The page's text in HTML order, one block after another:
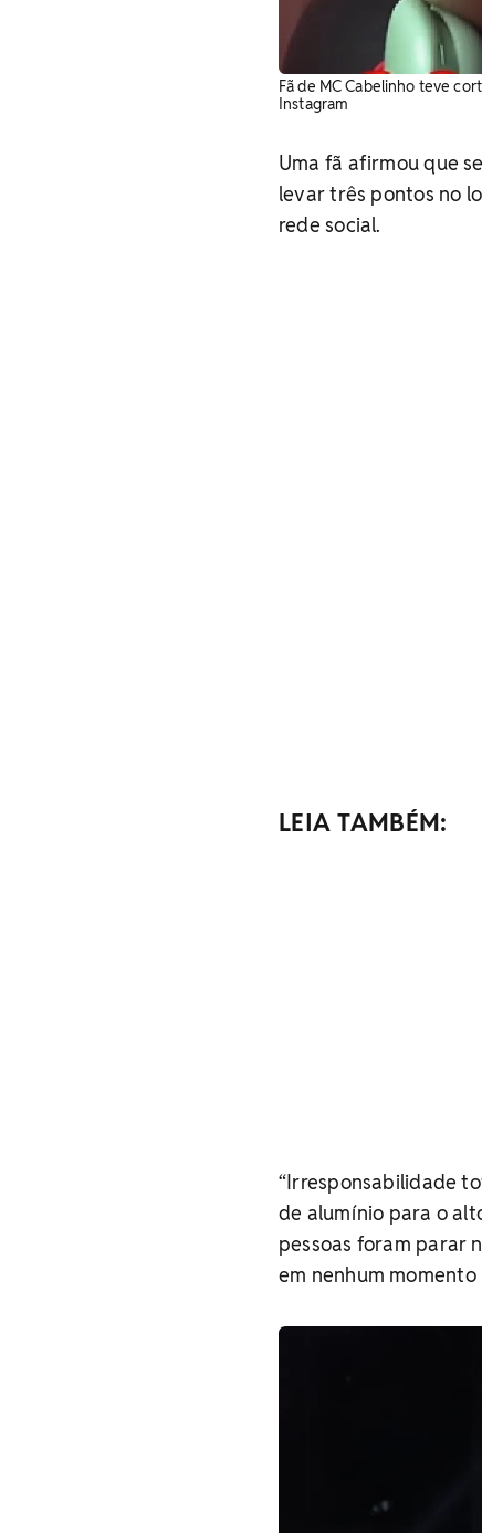
Fã de MC Cabelinho teve
Instagram
Uma fã afirmou que
levar três pontos no
rede social.
LEIA TAMBÉM:
“Irresponsabilidade
de alumínio para o
pessoas foram parar
em nenhum